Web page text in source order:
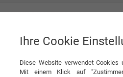
FCMD GmbH Echtes
Interview FCMD GmbH
Ihre Cookie
Diese Website verwendet Cookies
Mit einem Klick auf